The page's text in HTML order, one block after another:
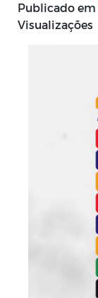
Publicado em
Visualizações